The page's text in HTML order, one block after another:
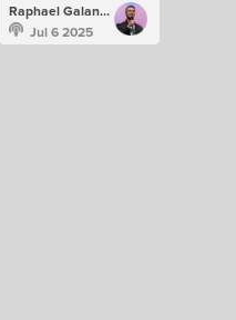
Raphael Galante
Jul 6 2025